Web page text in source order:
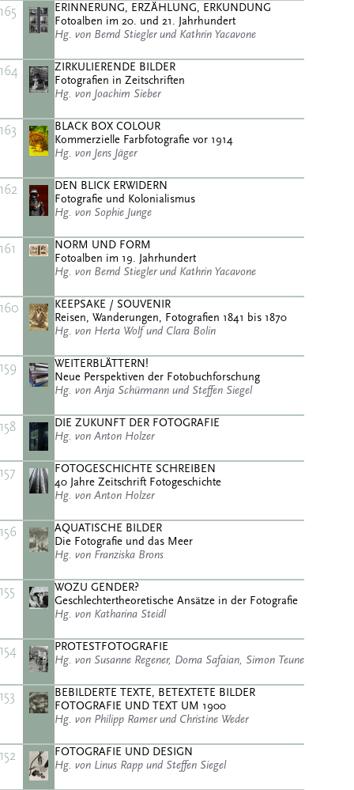
165
ERINNERUNG, ERZÄHLUNG, ERKUNDUNG
Fotoalben im 20. und 21. Jahrhundert
Hg. von Bernd Stiegler und Kathrin Yacavone
164
ZIRKULIERENDE BILDER
Fotografien in Zeitschriften
Hg. von Joachim Sieber
163
BLACK BOX COLOUR
Kommerzielle Farbfotografie vor 1914
Hg. von Jens Jäger
162
DEN BLICK ERWIDERN
Fotografie und Kolonialismus
Hg. von Sophie Junge
161
NORM UND FORM
Fotoalben im 19. Jahrhundert
Hg. von Bernd Stiegler und Kathrin Yacavone
160
KEEPSAKE / SOUVENIR
Reisen, Wanderungen, Fotografien 1841 bis 1870
Hg. von Herta Wolf und Clara Bolin
159
WEITERBLÄTTERN!
Neue Perspektiven der Fotobuchforschung
Hg. von Anja Schürmann und Steffen Siegel
158
DIE ZUKUNFT DER FOTOGRAFIE
Hg. von Anton Holzer
157
FOTOGESCHICHTE SCHREIBEN
40 Jahre Zeitschrift Fotogeschichte
Hg. von Anton Holzer
156
AQUATISCHE BILDER
Die Fotografie und das Meer
Hg. von Franziska Brons
155
WOZU GENDER?
Geschlechtertheoretische Ansätze in der Fotografie
Hg. von Katharina Steidl
154
PROTESTFOTOGRAFIE
Hg. von Susanne Regener, Dorna Safaian, Simon Teune
153
BEBILDERTE TEXTE, BETEXTETE BILDER
FOTOGRAFIE UND TEXT UM 1900
Hg. von Philipp Ramer und Christine Weder
152
FOTOGRAFIE UND DESIGN
Hg. von Linus Rapp und Steffen Siegel